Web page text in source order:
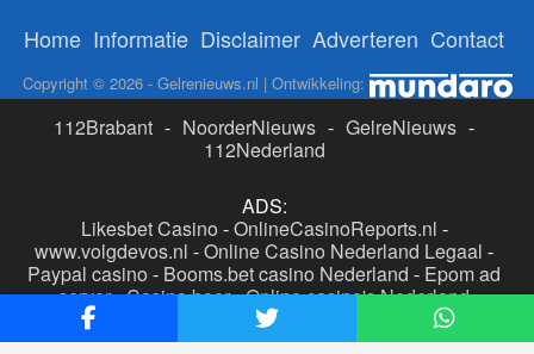
Home Informatie Disclaimer Adverteren Contact
Copyright © 2026 - Gelrenieuws.nl | Ontwikkeling:
112Brabant - NoorderNieuws - GelreNieuws -
112Nederland
ADS:
Likesbet Casino -OnlineCasinoReports.nl -
www.volgdevos.nl -Online Casino Nederland Legaal -
Paypal casino - Booms.bet casino Nederland - Epom ad
server-Casino boer-Online casino's Nederland